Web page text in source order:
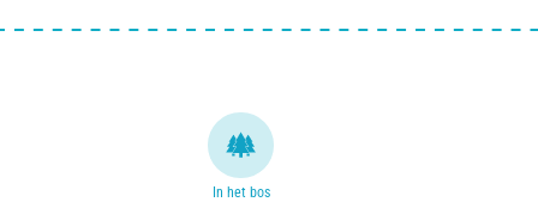
In het bos